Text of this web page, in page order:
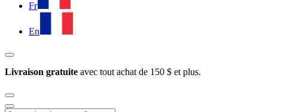
Fr
En
Livraison gratuite avec tout achat de 150 $ et plus.